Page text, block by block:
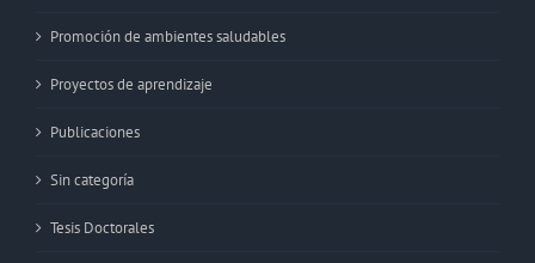
Promoción de ambientes saludables
Proyectos de aprendizaje
Publicaciones
Sin categoría
Tesis Doctorales